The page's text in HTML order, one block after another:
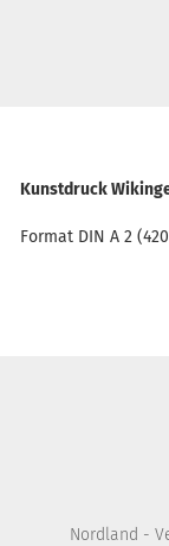
Kunstdruck
Format DIN A 2
Nordland -